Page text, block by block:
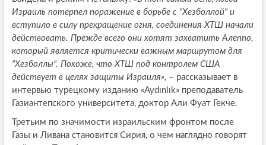
Израиль потерпел поражение в борьбе с "Хезболлой" и
вступило в силу прекращение огня, соединения ХТШ начали
действовать. Прежде всего они хотят захватить Алеппо,
который является критически важным маршрутом для
"Хезболлы". Похоже, что ХТШ под контролем США
действует в целях защиты Израиля», – рассказывает в
интервью турецкому изданию «Aydınlık» преподаватель
Газиантепского университета, доктор Али Фуат Гекче.
Третьим по значимости израильским фронтом после
Газы и Ливана становится Сирия, о чем наглядно говорят